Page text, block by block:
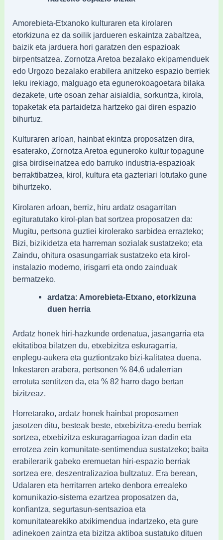
Amorebieta-Etxanoko kulturaren eta kirolaren
etorkizuna ez da soilik jardueren eskaintza zabaltzea,
baizik eta jarduera hori garatzen den espazioak
birpentsatzea. Zornotza Aretoa bezalako ekipamenduek
edo Urgozo bezalako erabilera anitzeko espazio berriek
leku irekiago, malguago eta egunerokoagoetara bilaka
dezakete, urte osoan zehar aisialdia, sorkuntza, kirola,
topaketak eta partaidetza hartzeko gai diren espazio
bihurtuz.
Kulturaren arloan, hainbat ekintza proposatzen dira,
esaterako, Zornotza Aretoa eguneroko kultur topagune
gisa birdiseinatzea edo barruko industria-espazioak
berraktibatzea, kirol, kultura eta gazteriari lotutako gune
bihurtzeko.
Kirolaren arloan, berriz, hiru ardatz osagarritan
egituratutako kirol-plan bat sortzea proposatzen da:
Mugitu, pertsona guztiei kirolerako sarbidea errazteko;
Bizi, bizikidetza eta harreman sozialak sustatzeko; eta
Zaindu, ohitura osasungarriak sustatzeko eta kirol-
instalazio moderno, irisgarri eta ondo zainduak
bermatzeko.
ardatza: Amorebieta-Etxano, etorkizuna
duen herria
Ardatz honek hiri-hazkunde ordenatua, jasangarria eta
ekitatiboa bilatzen du, etxebizitza eskuragarria,
enplegu-aukera eta guztiontzako bizi-kalitatea duena.
Inkestaren arabera, pertsonen % 84,6 udalerrian
errotuta sentitzen da, eta % 82 harro dago bertan
bizitzeaz.
Horretarako, ardatz honek hainbat proposamen
jasotzen ditu, besteak beste, etxebizitza-eredu berriak
sortzea, etxebizitza eskuragarriagoa izan dadin eta
errotzea zein komunitate-sentimendua sustatzeko; baita
erabilerarik gabeko eremuetan hiri-espazio berriak
sortzea ere, deszentralizazioa bultzatuz. Era berean,
Udalaren eta herritarren arteko denbora errealeko
komunikazio-sistema ezartzea proposatzen da,
konfiantza, segurtasun-sentsazioa eta
komunitatearekiko atxikimendua indartzeko, eta gure
adinekoen zaintza eta bizitza aktiboa sustatuko dituen